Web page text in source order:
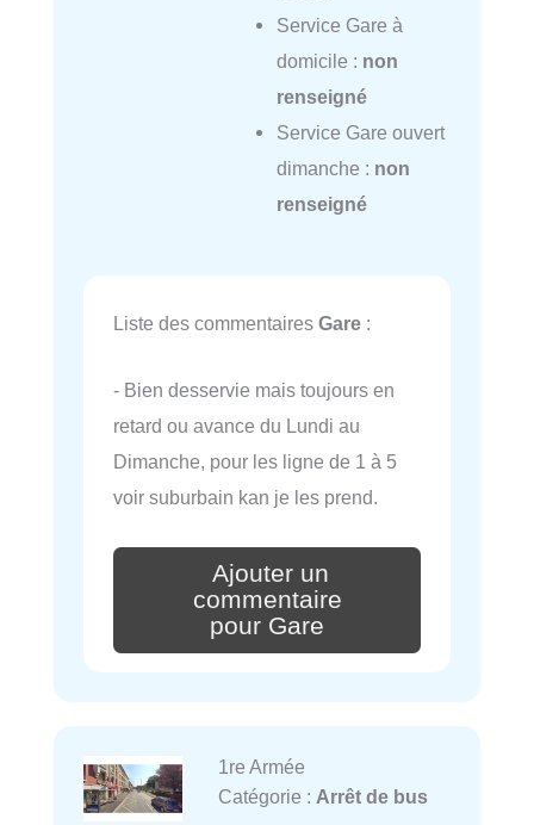
Service Gare à
domicile : non
renseigné
Service Gare ouvert
dimanche : non
renseigné
Liste des commentaires Gare :
- Bien desservie mais toujours en
retard ou avance du Lundi au
Dimanche, pour les ligne de 1 à 5
voir suburbain kan je les prend.
Ajouter un
commentaire
pour Gare
1re Armée
Catégorie : Arrêt de bus